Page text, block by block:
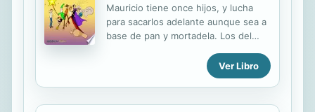
Mauricio tiene once hijos, y lucha
para sacarlos adelante aunque sea a
base de pan y mortadela. Los del
situación empieza a ser
desesperada. Pero todo cambiará la
visita: Dirk von Pantoffel de la
Ver Libro